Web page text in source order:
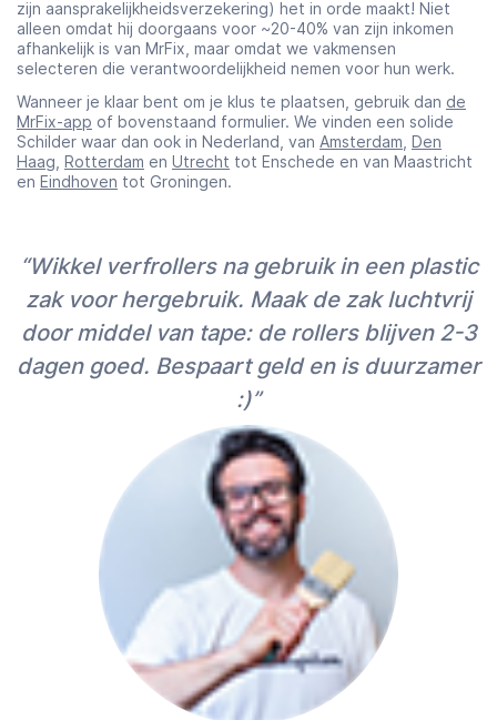
zijn aansprakelijkheidsverzekering) het in orde maakt! Niet
alleen omdat hij doorgaans voor ~20-40% van zijn inkomen
afhankelijk is van MrFix, maar omdat we vakmensen
selecteren die verantwoordelijkheid nemen voor hun werk.
Wanneer je klaar bent om je klus te plaatsen, gebruik dan de
MrFix-app of bovenstaand formulier. We vinden een solide
Schilder waar dan ook in Nederland, van Amsterdam Den
Haag Rotterdam en Utrecht tot Enschede en van Maastricht
en Eindhoven tot Groningen.
“Wikkel verfrollers na gebruik in een plastic
zak voor hergebruik. Maak de zak luchtvrij
door middel van tape: de rollers blijven 2-3
dagen goed. Bespaart geld en is duurzamer
:)”